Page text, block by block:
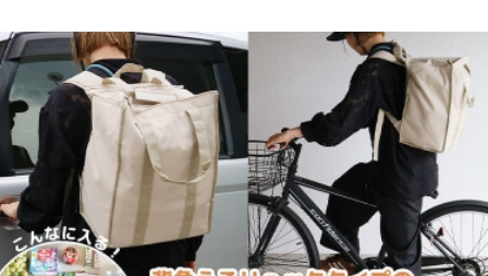
る、初心者でも楽しめる家庭菜園プ
ログラムです。この記事では、アサ
ガオすら枯らしてしまっていたとい
う藤岡みなみさんが「ひとコマ菜
園」に挑戦します。いよいよ1年の
プログラムが終了！藤岡さんがこの
1年間で出会った30種類の野菜たち
への想いを語ります。